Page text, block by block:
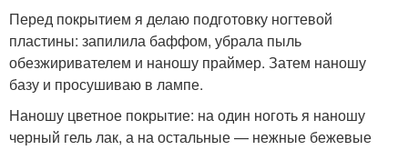
Перед покрытием я делаю подготовку ногтевой
пластины: запилила баффом, убрала пыль
обезжиривателем и наношу праймер. Затем наношу
базу и просушиваю в лампе.
Наношу цветное покрытие: на один ноготь я наношу
черный гель лак, а на остальные — нежные бежевые